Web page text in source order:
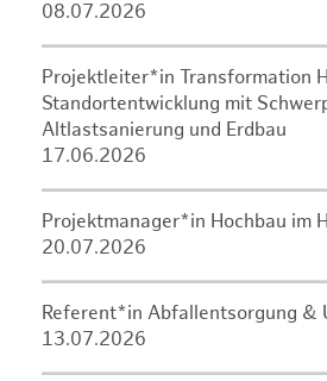
08.07.2026
Projektleiter*in Transformation
Standortentwicklung mit
Altlastsanierung und Erdbau
17.06.2026
Projektmanager*in Hochbau im
20.07.2026
Referent*in Abfallentsorgung &
13.07.2026